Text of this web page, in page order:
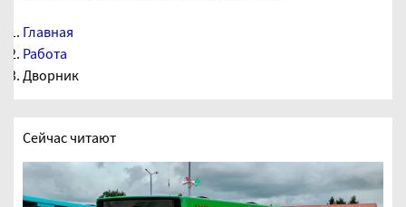
Главная
Работа
Дворник
Сейчас читают